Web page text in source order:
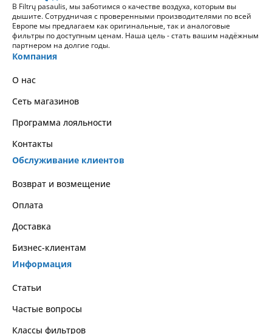
В Filtrų pasaulis, мы заботимся о качестве воздуха, которым вы
дышите. Сотрудничая с проверенными производителями по всей
Европе мы предлагаем как оригинальные, так и аналоговые
фильтры по доступным ценам. Наша цель - стать вашим надёжным
партнером на долгие годы.
Компания
О нас
Сеть магазинов
Программа лояльности
Контакты
Обслуживание клиентов
Возврат и возмещение
Оплата
Доставка
Бизнес-клиентам
Информация
Статьи
Частые вопросы
Классы фильтров